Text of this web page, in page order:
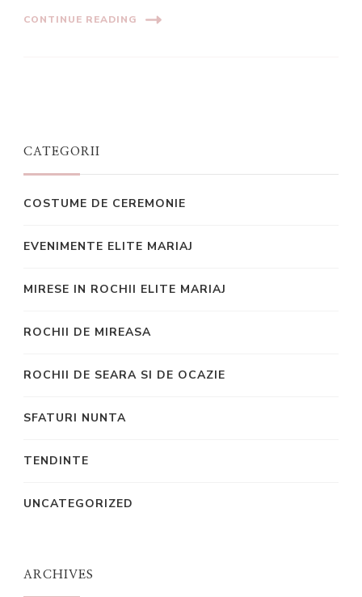
CONTINUE READING
CATEGORII
COSTUME DE CEREMONIE
EVENIMENTE ELITE MARIAJ
MIRESE IN ROCHII ELITE MARIAJ
ROCHII DE MIREASA
ROCHII DE SEARA SI DE OCAZIE
SFATURI NUNTA
TENDINTE
UNCATEGORIZED
ARCHIVES